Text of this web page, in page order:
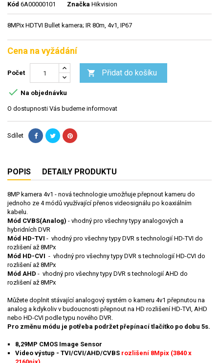
Kód 6A00000101 Značka Hikvision
8MPix HDTVI Bullet kamera; IR 80m, 4v1, IP67
Cena na vyžádání
Počet  Přidat do košíku
 Na objednávku
O dostupnosti Vás budeme informovat
Sdílet
POPIS DETAILY PRODUKTU
8MP kamera 4v1 - nová technologie umožňuje přepnout kameru do
jednoho ze 4 módů využívající přenos videosignálu po koaxiálním
kabelu.
Mód CVBS(Analog) - vhodný pro všechny typy analogových a
hybridních DVR
Mód HD-TVI - vhodný pro všechny typy DVR s technologií HD-TVI do
rozlišení až 8MPx
Mód HD-CVI - vhodný pro všechny typy DVR s technologií HD-CVI do
rozlišení až 8MPx
Mód AHD - vhodný pro všechny typy DVR s technologií AHD do
rozlišení až 8MPx
Můžete doplnit stávající analogový systém o kameru 4v1 přepnutou na
analog a kdykoliv v budoucnosti přepnout na HD rozlišení HD-TVI, AHD
nebo HD-CVI podle typu nového DVR.
Pro změnu módu je potřeba podržet přepínací tlačítko po dobu 5s.
8,29MP CMOS Image Sensor
Video výstup - TVI/CVI/AHD/CVBS rozlišení 8Mpix (3840 x